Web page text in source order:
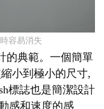
容易消失
的典範。一個簡單
小到極小的尺寸,
標誌也是簡潔設計
感和速度的感